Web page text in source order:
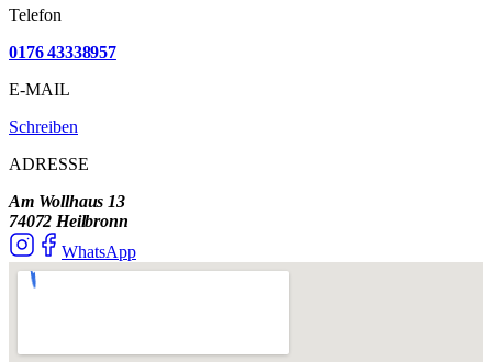
Telefon
0176 43338957
E-MAIL
Schreiben
ADRESSE
Am Wollhaus 13
74072 Heilbronn
WhatsApp